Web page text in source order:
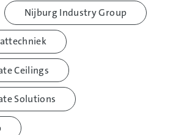
Nijburg Industry Group
Ceilings
Solutions